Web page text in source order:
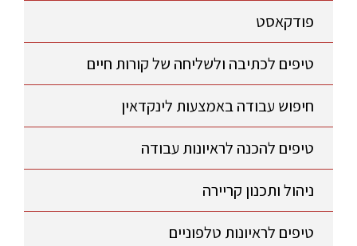
פודקאסט
טיפים לכתיבה ולשליחה של קורות חיים
חיפוש עבודה באמצעות לינקדאין
טיפים להכנה לראיונות עבודה
ניהול ותכנון קריירה
טיפים לראיונות טלפוניים